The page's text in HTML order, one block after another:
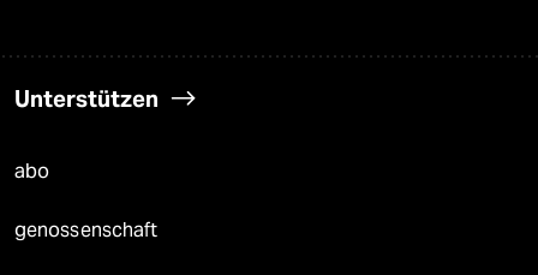
Unterstützen
abo
genossenschaft